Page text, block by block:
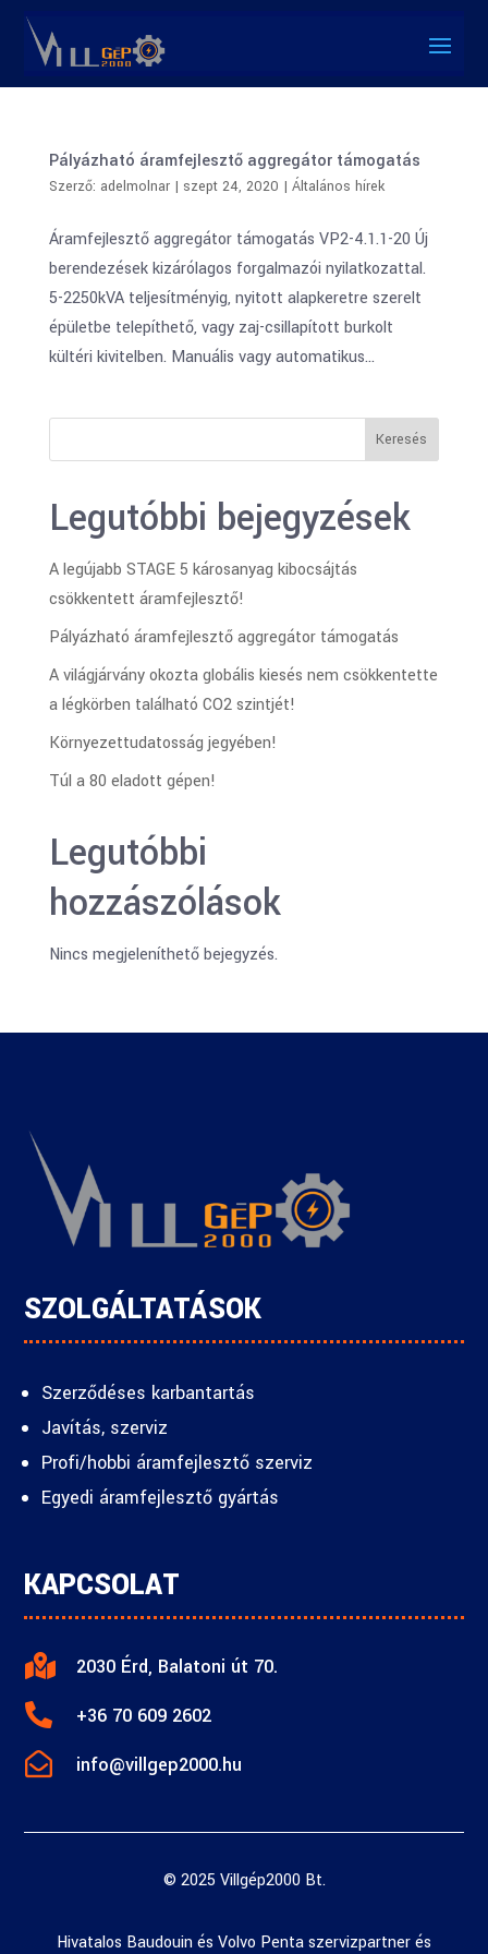
Pályázható áramfejlesztő aggregátor támogatás
Szerző: adelmolnar| szept 24, 2020 | Általános hírek
Áramfejlesztő aggregátor támogatás VP2-4.1.1-20 Új
berendezések kizárólagos forgalmazói nyilatkozattal.
5-2250kVA teljesítményig, nyitott alapkeretre szerelt
épületbe telepíthető, vagy zaj-csillapított burkolt
kültéri kivitelben. Manuális vagy automatikus...
Keresés
Legutóbbi bejegyzések
A legújabb STAGE 5 károsanyag kibocsájtás
csökkentett áramfejlesztő!
Pályázható áramfejlesztő aggregátor támogatás
A világjárvány okozta globális kiesés nem csökkentette
a légkörben található CO2 szintjét!
Környezettudatosság jegyében!
Túl a 80 eladott gépen!
Legutóbbi
hozzászólások
Nincs megjeleníthető bejegyzés.
SZOLGÁLTATÁSOK
Szerződéses karbantartás
Javítás, szerviz
Profi/hobbi áramfejlesztő szerviz
Egyedi áramfejlesztő gyártás
KAPCSOLAT
 2030 Érd, Balatoni út 70.
 +36 70 609 2602
 info@villgep2000.hu
© 2025 Villgép2000 Bt.
Hivatalos Baudouin és Volvo Penta szervizpartner és